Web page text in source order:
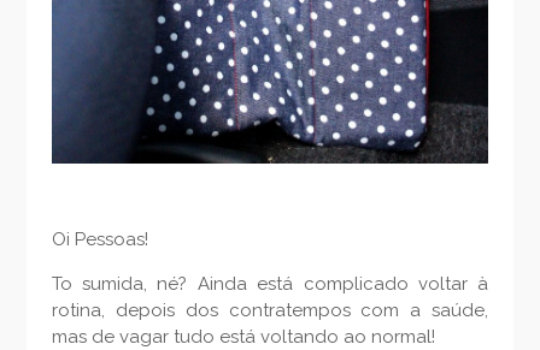
Oi Pessoas!
To sumida, né? Ainda está complicado voltar à
rotina, depois dos contratempos com a saúde,
mas de vagar tudo está voltando ao normal!